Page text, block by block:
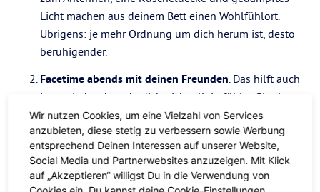
Licht machen aus deinem Bett einen Wohlfühlort.
Übrigens: je mehr Ordnung um dich herum ist, desto
beruhigender.
Facetime abends mit deinen Freunden. Das hilft auch
jetzt wieder, dass du dich nicht allein fühlst. Singles,
die einsam sind, schlafen oft schlechter als
Bettenteiler. Eine virtuelle Happy Hour mit mehreren
Freunden kann den Stress des Tages in Nichts
auflösen.
Wir nutzen Cookies, um eine Vielzahl von Services
anzubieten, diese stetig zu verbessern sowie Werbung
entsprechend Deinen Interessen auf unserer Website,
Social Media und Partnerwebsites anzuzeigen. Mit Klick
auf „Akzeptieren“ willigst Du in die Verwendung von